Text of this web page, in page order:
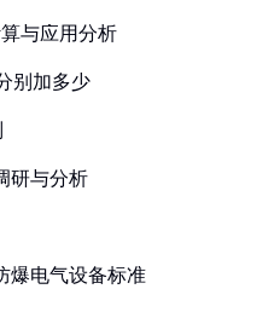
与应用分析
别加多少
研与分析
爆电气设备标准